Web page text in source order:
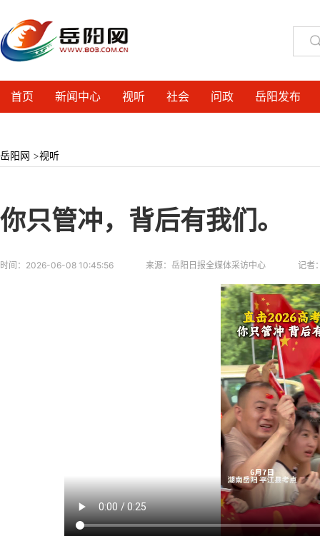
首页 新闻中心 视听 社会 问政 岳阳发布
岳阳网 >视听
你只管冲，背后有我们。
时间： 2026-06-08 10:45:56 来源： 岳阳日报全媒体采访中心 记者